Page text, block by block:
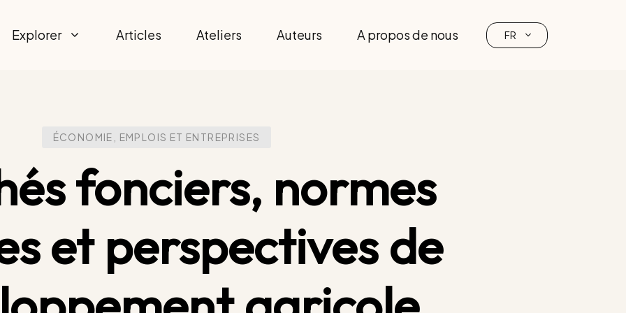
Explorer Articles Ateliers Auteurs A propos de nous FR
ÉCONOMIE, EMPLOIS ET ENTREPRISES
fonciers, normes
et perspectives de